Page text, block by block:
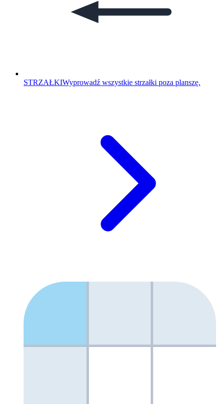
STRZAŁKIWyprowadź wszystkie strzałki poza planszę.